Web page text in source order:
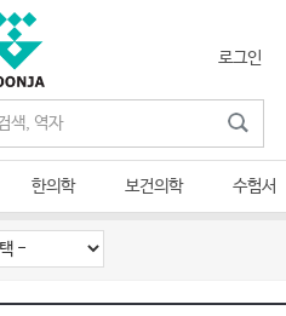
로그인
한의학 보건의학 수험서